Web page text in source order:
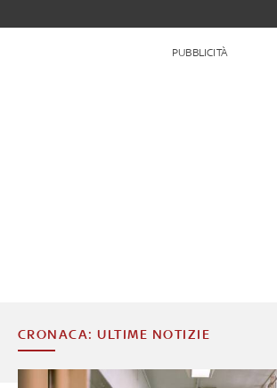
PUBBLICITÀ
CRONACA: ULTIME NOTIZIE